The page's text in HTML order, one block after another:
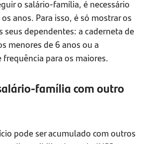
o salário-família, é necessário
anos. Para isso, é só mostrar os
seus dependentes: a caderneta de
menores de 6 anos ou a
frequência para os maiores.
família com outro
pode ser acumulado com outros